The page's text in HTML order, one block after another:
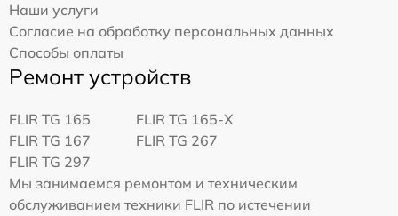
Наши услуги
Согласие на обработку персональных данных
Способы оплаты
Ремонт устройств
FLIR TG 165
FLIR TG 165-X
FLIR TG 167
FLIR TG 267
FLIR TG 297
Мы занимаемся ремонтом и техническим
обслуживанием техники FLIR по истечении